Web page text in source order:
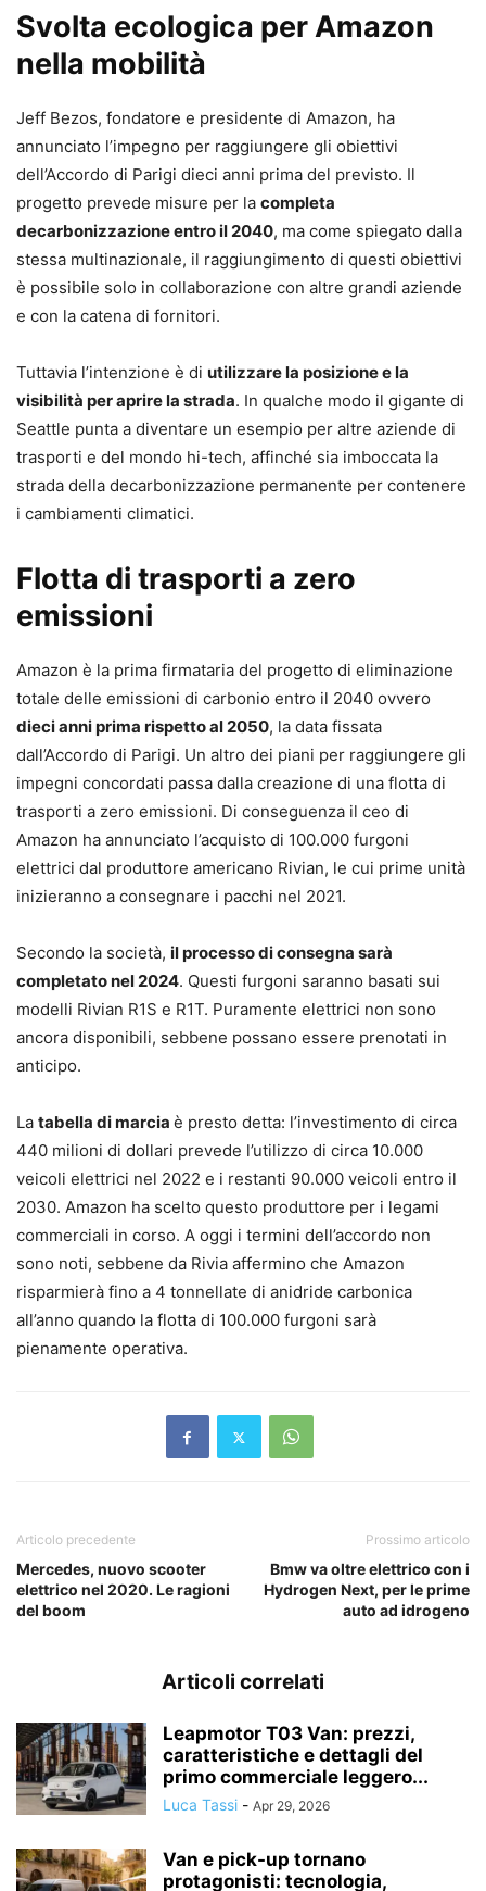
Svolta ecologica per Amazon
nella mobilità
Jeff Bezos, fondatore e presidente di Amazon, ha
annunciato l’impegno per raggiungere gli obiettivi
dell’Accordo di Parigi dieci anni prima del previsto. Il
progetto prevede misure per la completa
decarbonizzazione entro il 2040, ma come spiegato dalla
stessa multinazionale, il raggiungimento di questi obiettivi
è possibile solo in collaborazione con altre grandi aziende
e con la catena di fornitori.
Tuttavia l’intenzione è di utilizzare la posizione e la
visibilità per aprire la strada. In qualche modo il gigante di
Seattle punta a diventare un esempio per altre aziende di
trasporti e del mondo hi-tech, affinché sia imboccata la
strada della decarbonizzazione permanente per contenere
i cambiamenti climatici.
Flotta di trasporti a zero
emissioni
Amazon è la prima firmataria del progetto di eliminazione
totale delle emissioni di carbonio entro il 2040 ovvero
dieci anni prima rispetto al 2050, la data fissata
dall’Accordo di Parigi. Un altro dei piani per raggiungere gli
impegni concordati passa dalla creazione di una flotta di
trasporti a zero emissioni. Di conseguenza il ceo di
Amazon ha annunciato l’acquisto di 100.000 furgoni
elettrici dal produttore americano Rivian, le cui prime unità
inizieranno a consegnare i pacchi nel 2021.
Secondo la società, il processo di consegna sarà
completato nel 2024. Questi furgoni saranno basati sui
modelli Rivian R1S e R1T. Puramente elettrici non sono
ancora disponibili, sebbene possano essere prenotati in
anticipo.
La tabella di marcia è presto detta: l’investimento di circa
440 milioni di dollari prevede l’utilizzo di circa 10.000
veicoli elettrici nel 2022 e i restanti 90.000 veicoli entro il
2030. Amazon ha scelto questo produttore per i legami
commerciali in corso. A oggi i termini dell’accordo non
sono noti, sebbene da Rivia affermino che Amazon
risparmierà fino a 4 tonnellate di anidride carbonica
all’anno quando la flotta di 100.000 furgoni sarà
pienamente operativa.
Articolo precedente
Mercedes, nuovo scooter
elettrico nel 2020. Le ragioni
del boom
Prossimo articolo
Bmw va oltre elettrico con i
Hydrogen Next, per le prime
auto ad idrogeno
Articoli correlati
Leapmotor T03 Van: prezzi,
caratteristiche e dettagli del
primo commerciale leggero...
Luca Tassi - Apr 29, 2026
Van e pick-up tornano
protagonisti: tecnologia,